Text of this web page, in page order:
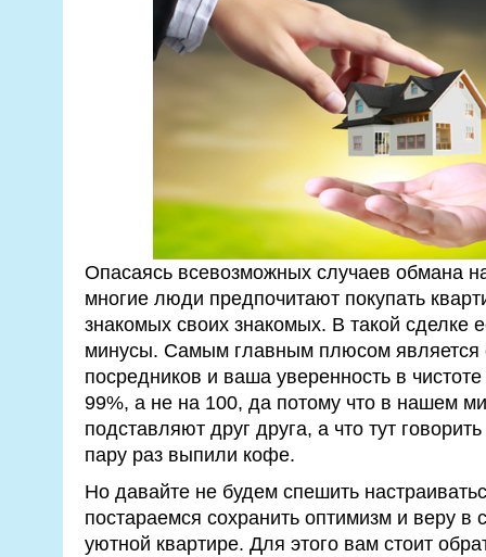
Опасаясь всевозможных случаев обмана
многие люди предпочитают покупать
знакомых своих знакомых. В такой сделке
минусы. Самым главным плюсом является
посредников и ваша уверенность в
99%, а не на 100, да потому что в нашем
подставляют друг друга, а что тут
пару раз выпили кофе.
Но давайте не будем спешить
постараемся сохранить оптимизм и веру в
уютной квартире. Для этого вам стоит